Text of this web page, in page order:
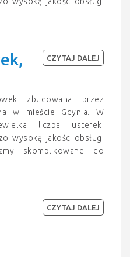
zbudowana przez
w mieście Gdynia. W
liczba usterek.
wysoką jakośc obsługi
skomplikowane do
CZYTAJ DALEJ
CZYTAJ DALEJ